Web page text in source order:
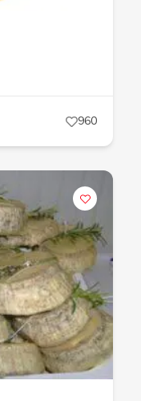
960